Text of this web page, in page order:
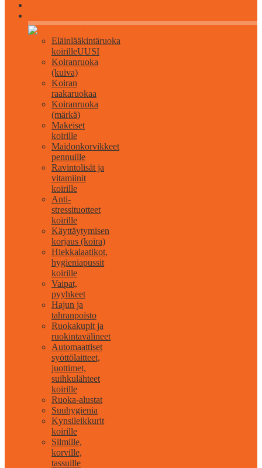
Eläinlääkintäruoka
koirilleUUSI
Koiranruoka
(kuiva)
Koiran
raakaruokaa
Koiranruoka
(märkä)
Makeiset
koirille
Maidonkorvikkeet
pennuille
Ravintolisät ja
vitamiinit
koirille
Anti-
stressituotteet
koirille
Käyttäytymisen
korjaus (koira)
Hiekkalaatikot,
hygieniapussit
koirille
Vaipat,
pyyhkeet
Hajun ja
tahranpoisto
Ruokakupit ja
ruokintavälineet
Automaattiset
syöttölaitteet,
juottimet,
suihkulähteet
koirille
Ruoka-alustat
Suuhygienia
Kynsileikkurit
koirille
Silmille,
korville,
tassuille